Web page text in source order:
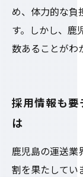
め、体力的な負
す。しかし、鹿
数あることがわ
採用情報も要
は
鹿児島の運送業
割を果たしてい